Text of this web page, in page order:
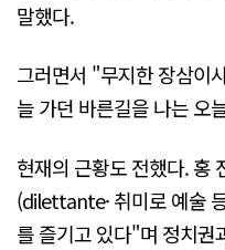
말했다.
그러면서 "무지한 장삼이
늘 가던 바른길을 나는 오
현재의 근황도 전했다. 홍
(dilettante· 취미로 예술
를 즐기고 있다"며 정치권